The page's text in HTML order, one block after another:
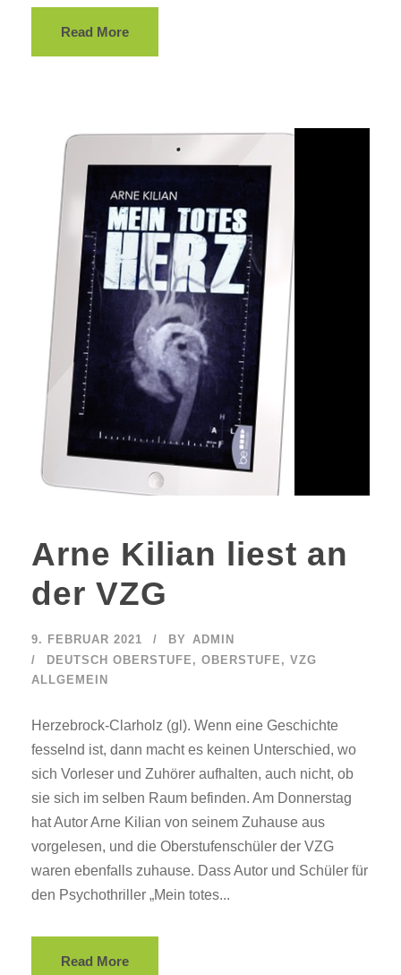
Read More
Arne Kilian liest an
der VZG
9. FEBRUAR 2021 BY ADMIN
DEUTSCH OBERSTUFE , OBERSTUFE , VZG
ALLGEMEIN
Herzebrock-Clarholz (gl). Wenn eine Geschichte
fesselnd ist, dann macht es keinen Unterschied, wo
sich Vorleser und Zuhörer aufhalten, auch nicht, ob
sie sich im selben Raum befinden. Am Donnerstag
hat Autor Arne Kilian von seinem Zuhause aus
vorgelesen, und die Oberstufenschüler der VZG
waren ebenfalls zuhause. Dass Autor und Schüler für
den Psychothriller „Mein totes...
Read More